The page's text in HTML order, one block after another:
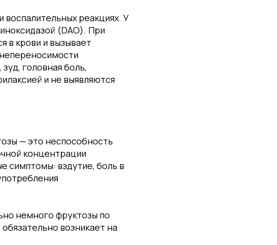
реакциях. У
(DAO). При
в крови и вызывает
головная боль,
и не выявляются
— это неспособность
концентрации
симптомы: вздутие, боль в
немного фруктозы по
возникает на